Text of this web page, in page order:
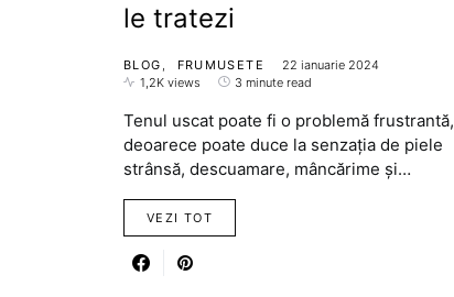
le tratezi
BLOG FRUMUSETE
22 ianuarie 2024
1,2K views
3 minute read
Tenul uscat poate fi o problemă frustrantă,
deoarece poate duce la senzația de piele
strânsă, descuamare, mâncărime și…
VEZI TOT